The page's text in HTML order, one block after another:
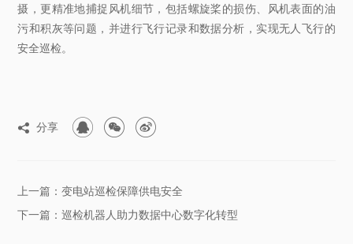
摄，更精准地捕捉风机细节，包括螺旋桨的损伤、风机表面的油
污和积灰等问题，并进行飞行记录和数据分析，实现无人飞行的
安全巡检。
 分享   
上一篇：变电站巡检保障供电安全
下一篇：巡检机器人助力数据中心数字化转型